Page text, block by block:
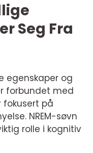
Seg Fra
egenskaper og
forbundet med
fokusert på
NREM-søvn
rolle i kognitiv